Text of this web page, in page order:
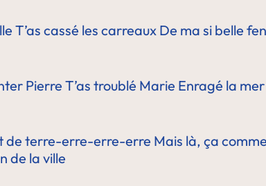
T’as cassé les carreaux De ma si belle
Pierre T’as troublé Marie Enragé la mer
de terre-erre-erre-erre Mais là, ça
de la ville